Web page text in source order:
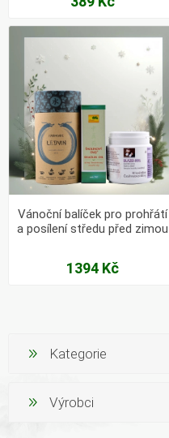
Vánoční balíček pro prohřátí
a posílení středu před zimou
1394 Kč
Kategorie
Výrobci